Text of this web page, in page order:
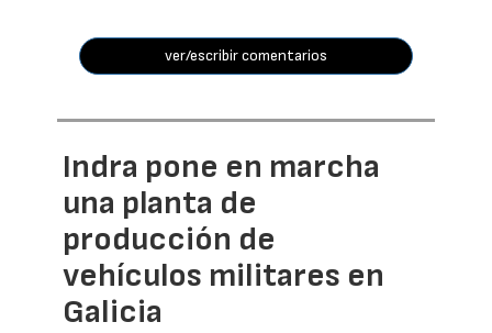
ver/escribir comentarios
Indra pone en marcha
una planta de
producción de
vehículos militares en
Galicia